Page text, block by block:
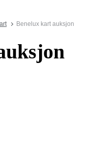
Benelux kart auksjon